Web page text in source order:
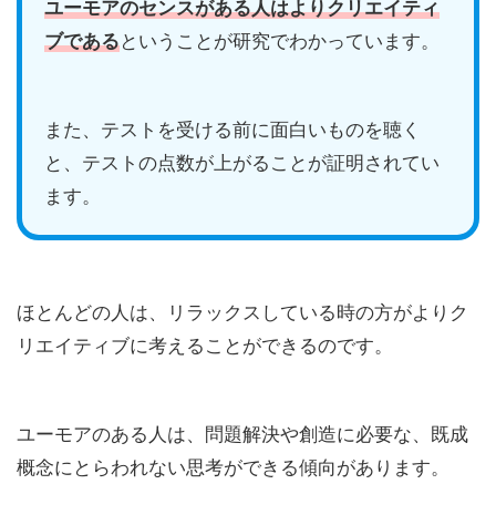
ユーモアのセンスがある人はよりクリエイティ
ブであるということが研究でわかっています。
また、テストを受ける前に面白いものを聴く
と、テストの点数が上がることが証明されてい
ます。
ほとんどの人は、リラックスしている時の方がよりク
リエイティブに考えることができるのです。
ユーモアのある人は、問題解決や創造に必要な、既成
概念にとらわれない思考ができる傾向があります。